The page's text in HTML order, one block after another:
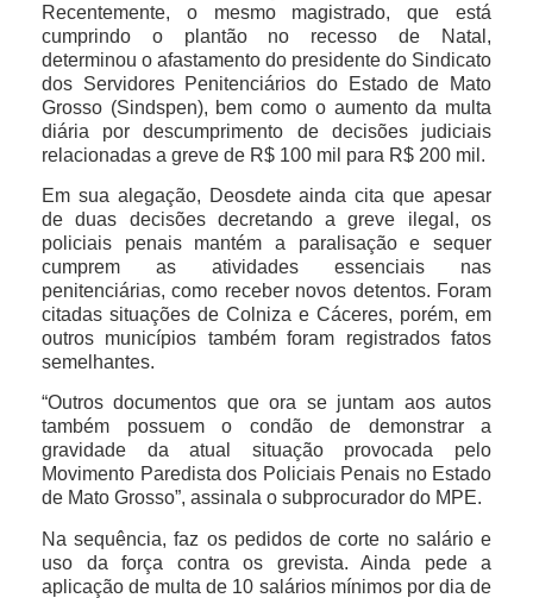
Recentemente, o mesmo magistrado, que está
cumprindo o plantão no recesso de Natal,
determinou o afastamento do presidente do Sindicato
dos Servidores Penitenciários do Estado de Mato
Grosso (Sindspen), bem como o aumento da multa
diária por descumprimento de decisões judiciais
relacionadas a greve de R$ 100 mil para R$ 200 mil.
Em sua alegação, Deosdete ainda cita que apesar
de duas decisões decretando a greve ilegal, os
policiais penais mantém a paralisação e sequer
cumprem as atividades essenciais nas
penitenciárias, como receber novos detentos. Foram
citadas situações de Colniza e Cáceres, porém, em
outros municípios também foram registrados fatos
semelhantes.
“Outros documentos que ora se juntam aos autos
também possuem o condão de demonstrar a
gravidade da atual situação provocada pelo
Movimento Paredista dos Policiais Penais no Estado
de Mato Grosso”, assinala o subprocurador do MPE.
Na sequência, faz os pedidos de corte no salário e
uso da força contra os grevista. Ainda pede a
aplicação de multa de 10 salários mínimos por dia de